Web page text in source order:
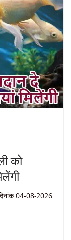
को
04-08-2026